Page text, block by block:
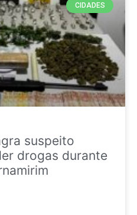
CIDADES
suspeito
drogas durante